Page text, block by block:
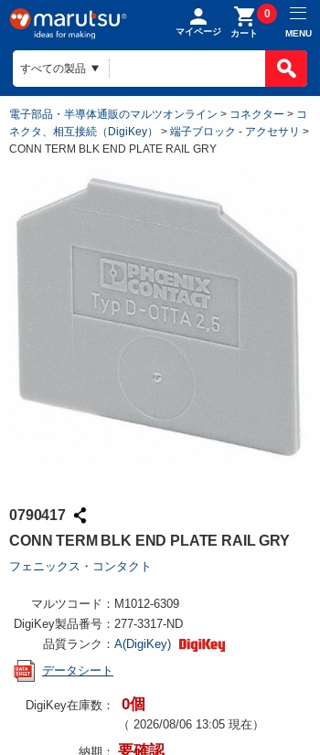
マイページ カート
0
MENU
電子部品・半導体通販のマルツオンライン > コネクター > コ
ネクタ、相互接続（DigiKey）
> 端子ブロック - アクセサリ >
CONN TERM BLK END PLATE RAIL GRY
0790417
CONN TERM BLK END PLATE RAIL GRY
フェニックス・コンタクト
マルツコード： M1012-6309
DigiKey製品番号： 277-3317-ND
品質ランク： A(DigiKey)
データシート
DigiKey在庫数： 0個
（ 2026/08/06 13:05 現在）
納期： 要確認